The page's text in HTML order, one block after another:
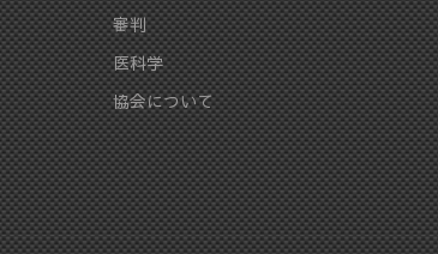
審判
医科学
協会について